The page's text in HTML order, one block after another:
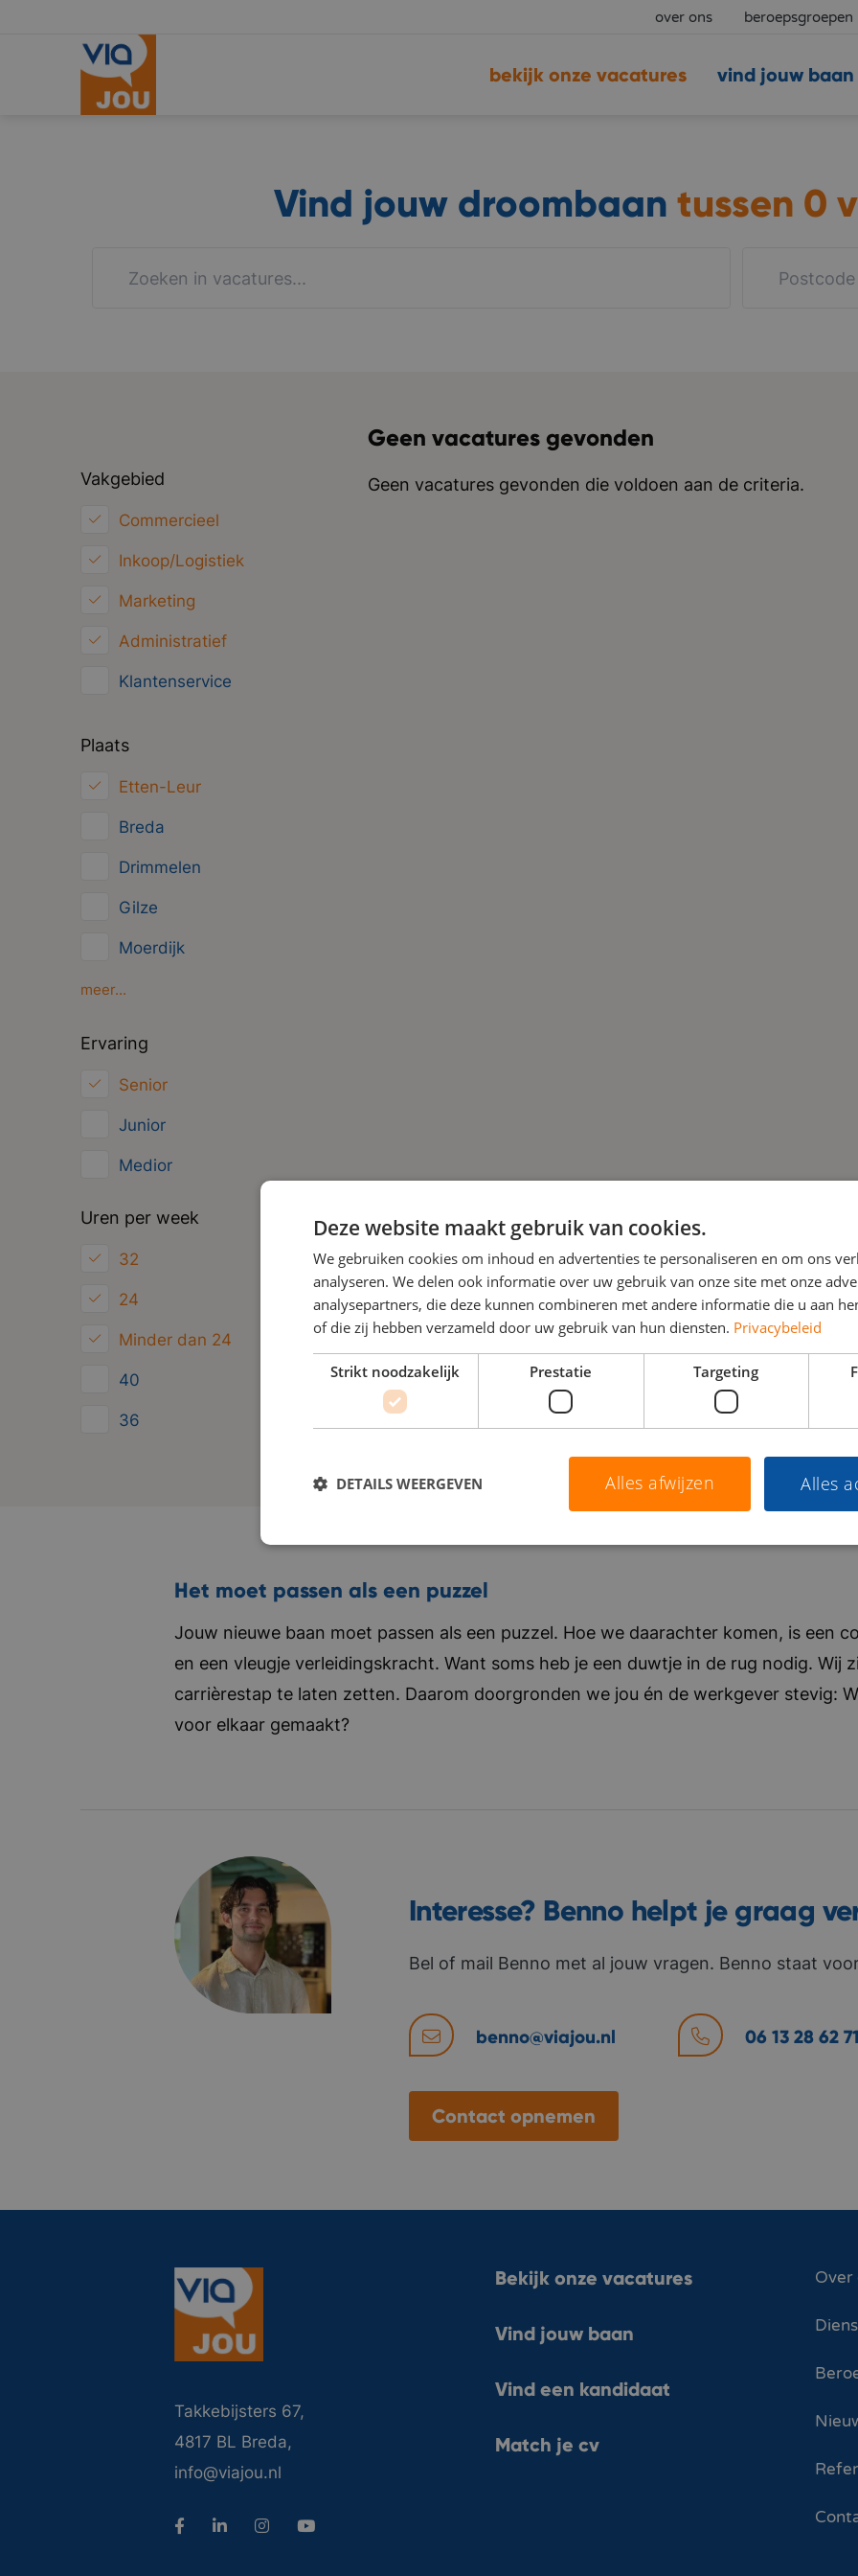
over ons beroepsgroepen
vind jouw baan
bekijk onze vacatures
Vind jouw droombaan tussen 0
Vakgebied
Commercieel
Inkoop/Logistiek
Marketing
Administratief
Klantenservice
Plaats
Etten-Leur
Breda
Drimmelen
Gilze
Moerdijk
Oosterhout
meer...
Ervaring
Senior
Junior
Medior
Uren per week
32
24
Minder dan 24
40
36
Geen vacatures gevonden
Geen vacatures gevonden die voldoen aan de criteria.
Het moet passen als een puzzel
Jouw nieuwe baan moet passen als een puzzel. Hoe we daarachter komen, is een
en een vleugje verleidingskracht. Want soms heb je een duwtje in de rug nodig. Wij
carrièrestap te laten zetten. Daarom doorgronden we jou én de werkgever stevig:
voor elkaar gemaakt?
Interesse? Benno helpt je graag
Bel of mail Benno met al jouw vragen. Benno staat
benno@viajou.nl 06 13 28 62 71
Contact opnemen
Takkebijsters 67,
4817 BL Breda,
info@viajou.nl
Bekijk onze vacatures
Vind jouw baan
Vind een kandidaat
Match je cv
Over
Deze website maakt gebruik van cookies.
We gebruiken cookies om inhoud en advertenties te personaliseren en om ons
analyseren. We delen ook informatie over uw gebruik van onze site met onze
analysepartners, die deze kunnen combineren met andere informatie die u aan
of die zij hebben verzameld door uw gebruik van hun diensten. Privacybeleid
Strikt noodzakelijk Prestatie Targeting
Alles
Alles afwijzen
DETAILS WEERGEVEN